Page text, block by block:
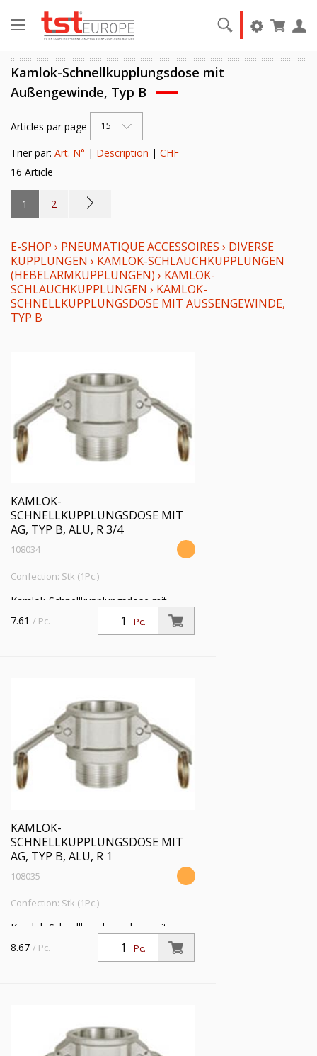
Kamlok-Schnellkupplungsdose mit
Außengewinde, Typ B
Articles par page 15
Trier par: Art. N° | Description | CHF
16 Article
1 2
E-SHOP › PNEUMATIQUE ACCESSOIRES › DIVERSE
KUPPLUNGEN › KAMLOK-SCHLAUCHKUPPLUNGEN
(HEBELARMKUPPLUNGEN) › KAMLOK-
SCHLAUCHKUPPLUNGEN › KAMLOK-
SCHNELLKUPPLUNGSDOSE MIT AUSSENGEWINDE, T
YP B
KAMLOK-
SCHNELLKUPPLUNGSDOSE MIT
AG, TYP B, ALU, R 3/4
108034
Confection: Stk (1Pc.)
Kamlok-Schnellkupplungsdose mit
Außengewinde, Typ B, Aluminium, R
3/4, für Stecker-Ø 32 mm, Druck max.
Pc.
7.61 / Pc.
KAMLOK-
SCHNELLKUPPLUNGSDOSE MIT
AG, TYP B, ALU, R 1
108035
Confection: Stk (1Pc.)
Kamlok-Schnellkupplungsdose mit
Außengewinde, Typ B, Aluminium, R 1,
für Stecker-Ø 37 mm, Druck max. 16
Pc.
8.67 / Pc.